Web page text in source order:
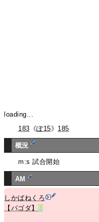
loading...
183 《ぽ15》 185
概況
m:s 試合開始
AM
しかばねくろ
【パゴダ】
R